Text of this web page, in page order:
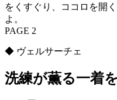
をくすぐり、ココロを開
よ。
PAGE 2
◆ ヴェルサーチェ
洗練が薫る一着